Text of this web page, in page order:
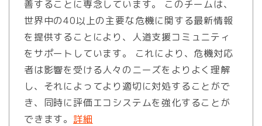
善することに専念しています。 このチームは、
世界中の40以上の主要な危機に関する最新情報
を提供することにより、人道支援コミュニティ
をサポートしています。 これにより、危機対応
者は影響を受ける人々のニーズをよりよく理解
し、それによってより適切に対処することがで
き、同時に評価エコシステムを強化することが
できます。 詳細